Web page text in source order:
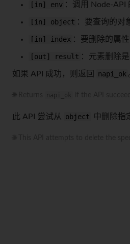
[in] env ：调用 Node-API
[in] object ：要查询的对
[in] index ：要删除的属性
[out] result ：元素删除是
如果 API 成功，则返回 napi_ok
此 API 尝试从 object 中删除指